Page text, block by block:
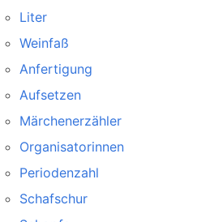
Liter
Weinfaß
Anfertigung
Aufsetzen
Märchenerzähler
Organisatorinnen
Periodenzahl
Schafschur